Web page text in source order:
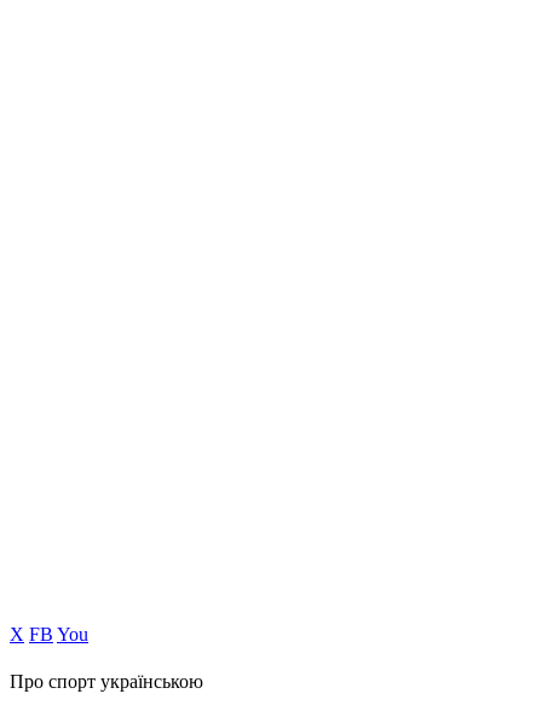
Х FB You
Про спорт українською